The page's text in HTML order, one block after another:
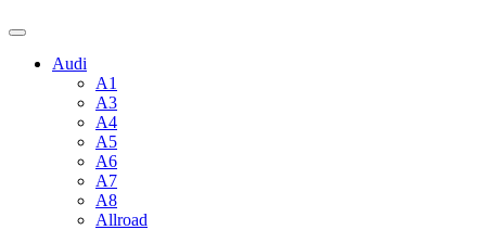
Audi
A1
A3
A4
A5
A6
A7
A8
Allroad